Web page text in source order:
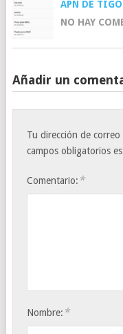
APN DE TIGO
NO HAY
Añadir un
Tu dirección de
campos obligatorios
Comentario: *
Nombre: *